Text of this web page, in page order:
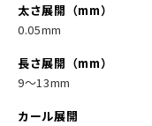
太さ展開（mm）
0.05mm
長さ展開（mm）
9～13mm
カール展開